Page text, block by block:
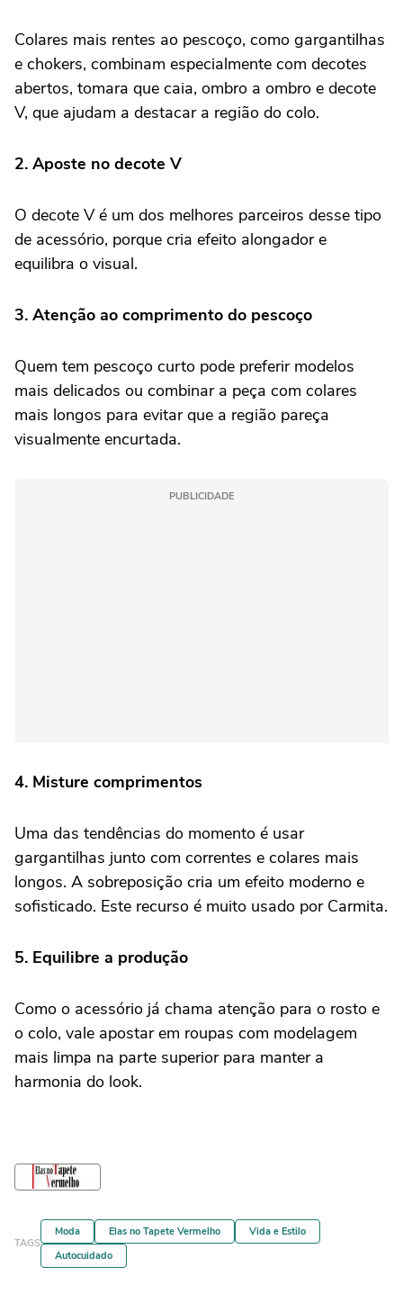
Colares mais rentes ao pescoço, como gargantilhas
e chokers, combinam especialmente com decotes
abertos, tomara que caia, ombro a ombro e decote
V, que ajudam a destacar a região do colo.
2. Aposte no decote V
O decote V é um dos melhores parceiros desse tipo
de acessório, porque cria efeito alongador e
equilibra o visual.
3. Atenção ao comprimento do pescoço
Quem tem pescoço curto pode preferir modelos
mais delicados ou combinar a peça com colares
mais longos para evitar que a região pareça
visualmente encurtada.
PUBLICIDADE
4. Misture comprimentos
Uma das tendências do momento é usar
gargantilhas junto com correntes e colares mais
longos. A sobreposição cria um efeito moderno e
sofisticado. Este recurso é muito usado por Carmita.
5. Equilibre a produção
Como o acessório já chama atenção para o rosto e
o colo, vale apostar em roupas com modelagem
mais limpa na parte superior para manter a
harmonia do look.
TAGS
Moda Elas no Tapete Vermelho
Vida e Estilo
Autocuidado